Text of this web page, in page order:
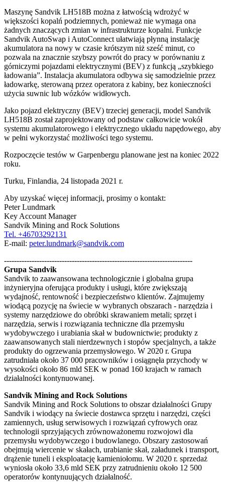
Maszynę Sandvik LH518B można z łatwością wdrożyć w
większości kopalń podziemnych, ponieważ nie wymaga ona
żadnych znaczących zmian w infrastrukturze kopalni. Funkcje
Sandvik AutoSwap i AutoConnect ułatwiają płynną instalację
akumulatora na nowy w czasie krótszym niż sześć minut, co
pozwala na znacznie szybszy powrót do pracy w porównaniu z
górniczymi pojazdami elektrycznymi (BEV) z funkcją „szybkiego
ładowania”. Instalacja akumulatora odbywa się samodzielnie przez
ładowarkę, sterowaną przez operatora z kabiny, bez konieczności
użycia suwnic lub wózków widłowych.
Jako pojazd elektryczny (BEV) trzeciej generacji, model Sandvik
LH518B został zaprojektowany od podstaw całkowicie wokół
systemu akumulatorowego i elektrycznego układu napędowego, aby
w pełni wykorzystać możliwości tego systemu.
Rozpoczęcie testów w Garpenbergu planowane jest na koniec 2022
roku.
Turku, Finlandia, 24 listopada 2021 r.
Aby uzyskać więcej informacji, prosimy o kontakt:
Peter Lundmark
Key Account Manager
Sandvik Mining and Rock Solutions
Tel. +46703292131
E-mail: peter.lundmark@sandvik.com
---------------------------------------------------------------------------
Grupa Sandvik
Sandvik to zaawansowana technologicznie i globalna grupa
inżynieryjna oferująca produkty i usługi, które zwiększają
wydajność, rentowność i bezpieczeństwo klientów. Zajmujemy
wiodącą pozycję na świecie w wybranych obszarach - narzędzia i
systemy narzędziowe do obróbki skrawaniem metali; sprzęt i
narzędzia, serwis i rozwiązania techniczne dla przemysłu
wydobywczego i urabiania skał w budownictwie; produkty z
zaawansowanych stali nierdzewnych i stopów specjalnych, a także
produkty do ogrzewania przemysłowego. W 2020 r. Grupa
zatrudniała około 37 000 pracowników i osiągnęła przychody w
wysokości około 86 mld SEK w ponad 160 krajach w ramach
działalności kontynuowanej.
Sandvik Mining and Rock Solutions
Sandvik Mining and Rock Solutions to obszar działalności Grupy
Sandvik i wiodący na świecie dostawca sprzętu i narzędzi, części
zamiennych, usług serwisowych i rozwiązań cyfrowych oraz
technologii sprzyjających zrównoważonemu rozwojowi dla
przemysłu wydobywczego i budowlanego. Obszary zastosowań
obejmują wiercenie w skałach, urabianie skał, załadunek i transport,
drążenie tuneli i eksploatację kamieniołomu. W 2020 r. sprzedaż
wyniosła około 33,6 mld SEK przy zatrudnieniu około 12 500
operatorów kontynuujących działalność.